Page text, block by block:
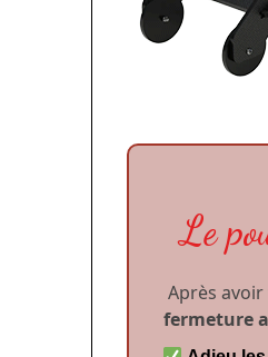
Le
Après
fermeture